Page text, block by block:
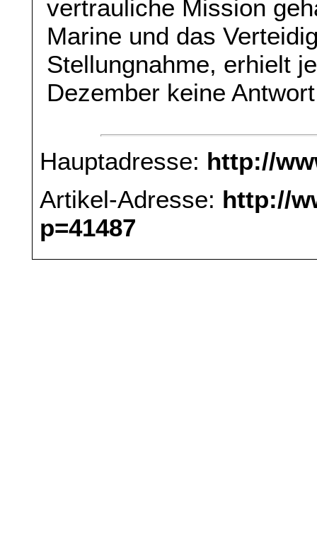
vertrauliche Mission
Marine und das
Stellungnahme, erhielt
Dezember keine
Hauptadresse: http://
Artikel-Adresse: http://
p=41487